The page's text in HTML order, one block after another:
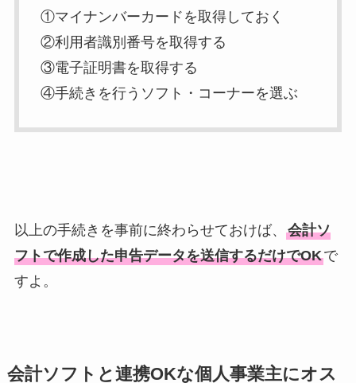
①マイナンバーカードを取得しておく
②利用者識別番号を取得する
③電子証明書を取得する
④手続きを行うソフト・コーナーを選ぶ
以上の手続きを事前に終わらせておけば、 会計ソ
フトで作成した申告データを送信するだけでOKで
すよ。
会計ソフトと連携OKな個人事業主にオス